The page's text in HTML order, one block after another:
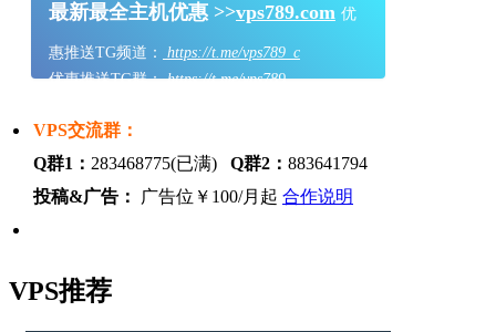
最新最全主机优惠 >>vps789.com 优
惠推送TG频道：
https://t.me/vps789_c
优惠推送TG群：https://t.me/vps789
VPS交流群：
Q群1： 283468775(已满) Q群2： 883641794
投稿&广告：
广告位￥100/月起 合作说明
VPS推荐